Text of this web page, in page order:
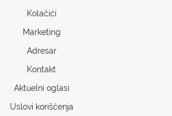
Kolačići
Marketing
Adresar
Kontakt
Aktuelni oglasi
Uslovi korišćenja